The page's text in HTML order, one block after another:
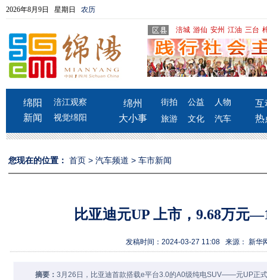
2026年8月9日 星期日 农历
涪城 游仙 安州 江油 三台
绵阳
新闻
涪江观察
视觉绵阳
绵州
大小事
街拍 公益
人物
旅游
文化 汽车
互
热
您现在的位置： 首页 > 汽车频道 > 车市新闻
比亚迪元UP 上市，9.68万元
发稿时间：2024-03-27 11:08 来源： 新华
摘要： 3月26日，比亚迪首款搭载e平台3.0的A0级纯电SUV——元UP正